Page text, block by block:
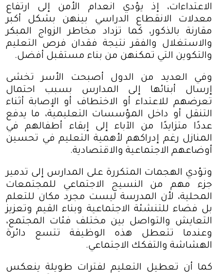
الاعتداءات، إذ يؤدي انعدام الأمن إلى ارتفاع
معدلات الانقطاع الدراسي بينهن بشكل أكبر
مقارنة بالذكور، كما تزداد مخاطر الزواج المبكر
والاستغلال والفقر نتيجة فقدان فرص التعليم
والتكوين التي تمكنهن من بناء مستقبل أفضل.
وفي العديد من الدول أصبحت الأسر تخشى
إرسال أبنائها إلى المدارس بسبب احتمال
تعرضهم للاعتداء أو الاختطاف أو الإصابة أثناء
التنقل أو داخل المؤسسات التعليمية، ما يدفع
عددًا متزايدًا من الآباء إلى إبقاء أطفالهم في
المنازل رغم إدراكهم لأهمية التعليم في تحسين
أوضاعهم الاجتماعية والاقتصادية.
وتؤدي الهجمات المتكررة على المدارس إلى تدمير
جزء مهم من النسيج الاجتماعي للمجتمعات
المحلية، لأن المدرسة ليست مجرد مكان للتعلم
بل فضاء للتنشئة الاجتماعية وبناء القيم وتعزيز
التعايش والتواصل بين مختلف فئات المجتمع،
وعندما تتعطل هذه الوظيفة تتسع دائرة
الهشاشة والتفكك الاجتماعي.
كما أن تعطيل التعليم لفترات طويلة ينعكس